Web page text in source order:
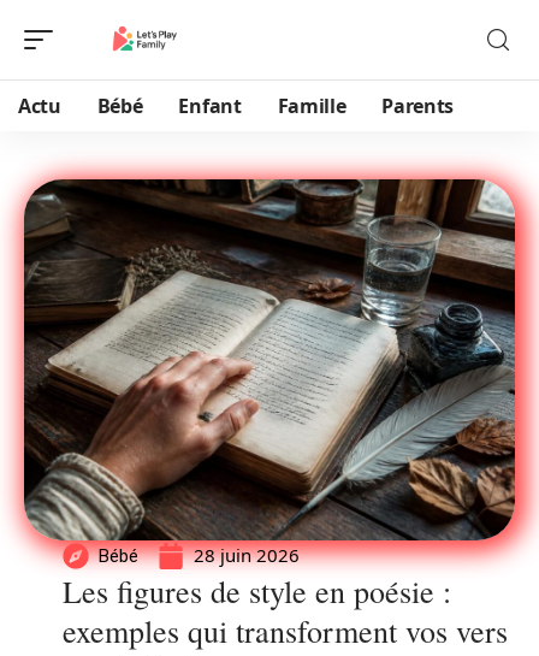
Actu Bébé Enfant Famille Parents
Bébé 28 juin 2026
Les figures de style en poésie :
exemples qui transforment vos vers